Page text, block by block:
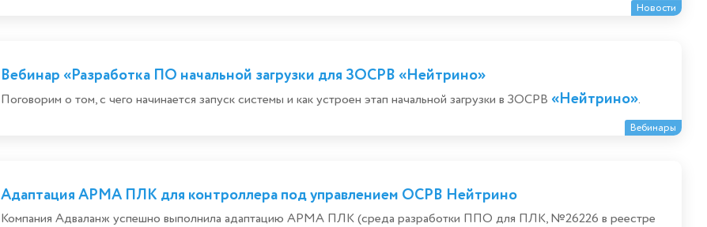
Новости
Вебинары
Вебинар «Разработка ПО начальной загрузки для ЗОСРВ «Нейтрино»
Поговорим о том, с чего начинается запуск системы и как устроен этап начальной загрузки в ЗОСРВ «Нейтрино».
Адаптация АРМА ПЛК для контроллера под управлением ОСРВ Нейтрино
Компания Адваланж успешно выполнила адаптацию АРМА ПЛК (среда разработки ППО для ПЛК, №26226 в реестре